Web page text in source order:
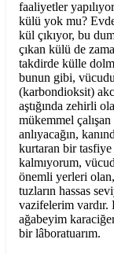
faaliyetler
külü yok mu?
kül çıkıyor, bu
çıkan külü de
takdirde külle
bunun gibi,
(karbondioksit)
aştığında zehirli
mükemmel
anlıyacağın,
kurtaran bir tasfiye
kalmıyorum,
önemli yerleri
tuzların hassas
vazifelerim vardır.
ağabeyim
bir lâboratuarım.